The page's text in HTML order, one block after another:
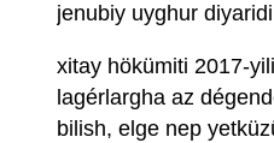
jenubiy uyghur
xitay hökümiti 2017-
lagérlargha az
bilish, elge nep